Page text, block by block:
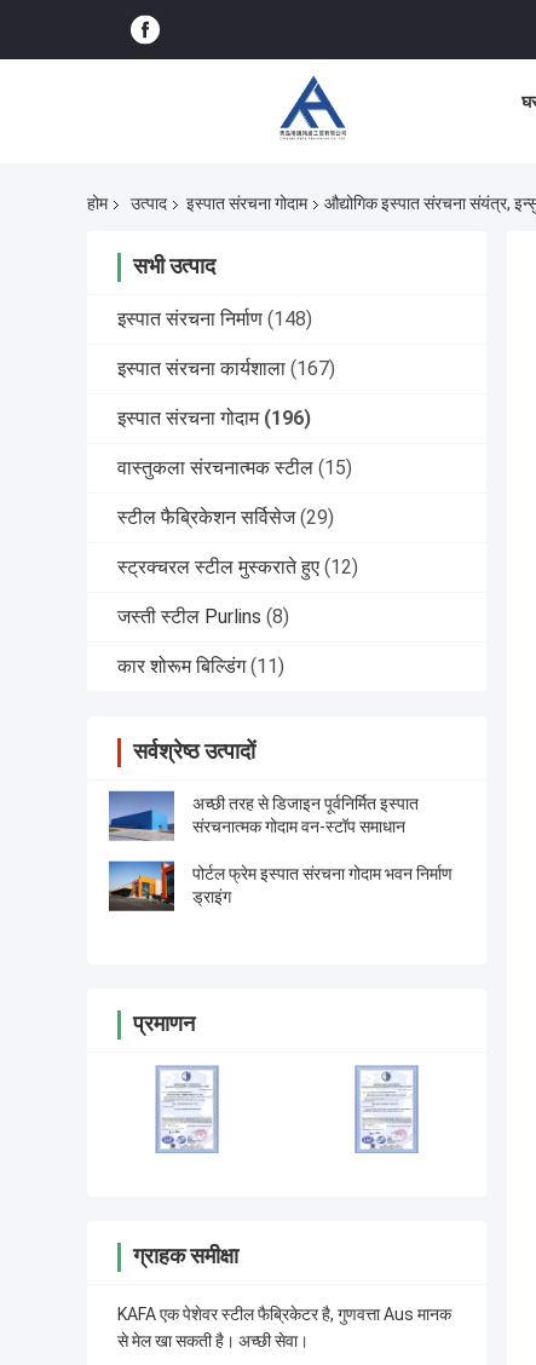
होम उत्पाद इस्पात संरचना गोदाम औद्योगिक इस्पात संरचना संयंत्र,
सभी उत्पाद
इस्पात संरचना निर्माण (148)
इस्पात संरचना कार्यशाला (167)
इस्पात संरचना गोदाम (196)
वास्तुकला संरचनात्मक स्टील (15)
स्टील फैब्रिकेशन सर्विसेज (29)
स्ट्रक्चरल स्टील मुस्कराते हुए (12)
जस्ती स्टील Purlins (8)
कार शोरूम बिल्डिंग (11)
सर्वश्रेष्ठ उत्पादों
अच्छी तरह से डिजाइन पूर्वनिर्मित इस्पात
संरचनात्मक गोदाम वन-स्टॉप समाधान
पोर्टल फ्रेम इस्पात संरचना गोदाम भवन निर्माण
ड्राइंग
प्रमाणन
ग्राहक समीक्षा
KAFA एक पेशेवर स्टील फैब्रिकेटर है, गुणवत्ता Aus मानक
से मेल खा सकती है। अच्छी सेवा।